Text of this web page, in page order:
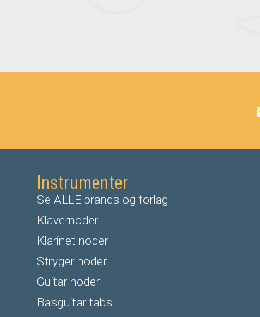
Instrumenter
Se ALLE brands og forlag
Klavernoder
Klarinet noder
Stryger noder
Guitar noder
Basguitar tabs